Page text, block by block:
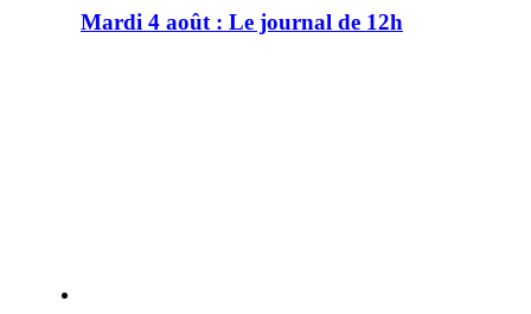
Mardi 4 août : Le journal de 12h